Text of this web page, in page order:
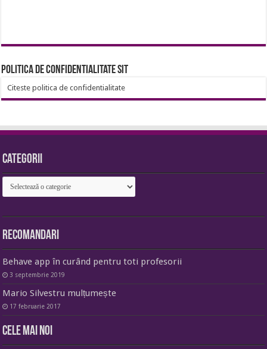
Politica de confidentialitate sit
Citeste politica de confidentialitate
Categorii
Categorii
Recomandari
Behave app în curând pentru toti profesorii
3 septembrie 2019
Mario Silvestru mulțumește
17 februarie 2017
Cele mai noi